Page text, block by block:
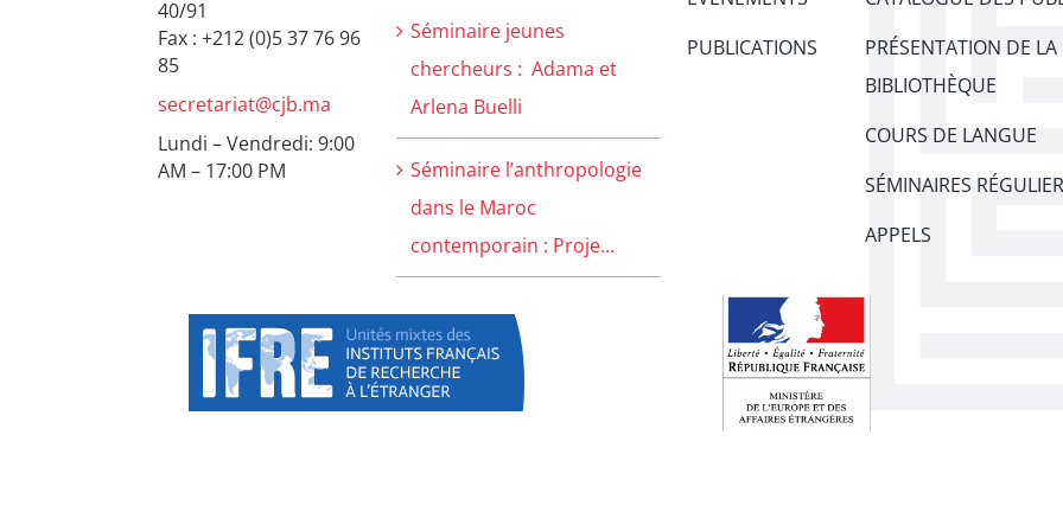
40/91
Fax : +212 (0)5 37 76 96
85
secretariat@cjb.ma
Lundi – Vendredi: 9:00
AM – 17:00 PM
Séminaire jeunes
chercheurs : Adama et
Arlena Buelli
Séminaire l’anthropologie
dans le Maroc
contemporain : Proje...
PUBLICATIONS
PRÉSENTATION DE LA
BIBLIOTHÈQUE
COURS DE LANGUE
SÉMINAIRES
APPELS